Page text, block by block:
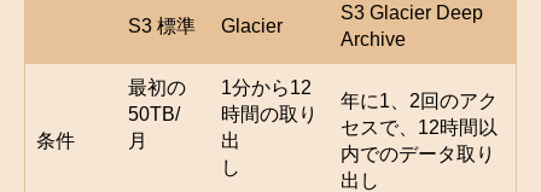
S3 標準 Glacier
S3 Glacier Deep
Archive
条件
最初の
50TB/
月
1分から12
時間の取り
出
し
年に1、2回のアク
セスで、12時間以
内でのデータ取り
出し